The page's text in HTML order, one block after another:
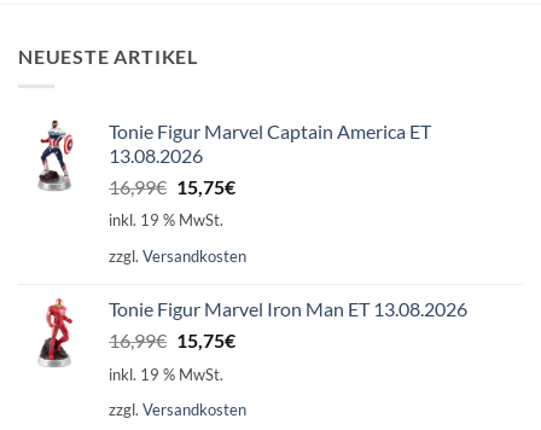
NEUESTE ARTIKEL
Tonie Figur Marvel Captain America ET
13.08.2026
16,99€ Ursprünglicher
Preis
16,99€
15,75€Aktueller
15,75€.
inkl. 19 % MwSt.
zzgl. Versandkosten
Tonie Figur Marvel Iron Man ET 13.08.2026
16,99€ Ursprünglicher
Preis
16,99€
15,75€Aktueller
15,75€.
inkl. 19 % MwSt.
zzgl. Versandkosten